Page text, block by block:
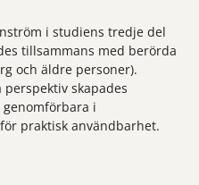
i studiens tredje del
tillsammans med berörda
och äldre personer).
skapades
i
praktisk användbarhet.